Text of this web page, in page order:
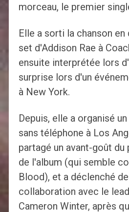
morceau, le premier
Elle a sorti la chanson
set d'Addison Rae à
ensuite interprétée lors
surprise lors d'un
à New York.
Depuis, elle a organisé
sans téléphone à Los
partagé un avant-goût du
de l'album (qui semble
Blood), et a déclenché
collaboration avec le
Cameron Winter, après